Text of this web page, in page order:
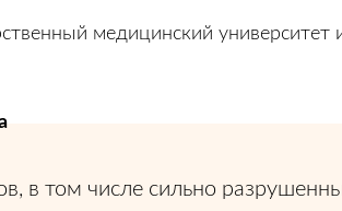
медицинский университет
в том числе сильно